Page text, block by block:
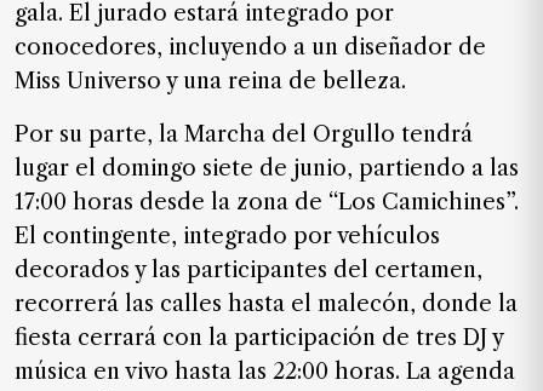
nosotros
Donativos
Videos
Hemeroteca
de
noticias
gala. El jurado estará integrado por
conocedores, incluyendo a un diseñador de
Miss Universo y una reina de belleza.
Por su parte, la Marcha del Orgullo tendrá
lugar el domingo siete de junio, partiendo a las
17:00 horas desde la zona de “Los Camichines”.
El contingente, integrado por vehículos
decorados y las participantes del certamen,
recorrerá las calles hasta el malecón, donde la
fiesta cerrará con la participación de tres DJ y
música en vivo hasta las 22:00 horas. La agenda